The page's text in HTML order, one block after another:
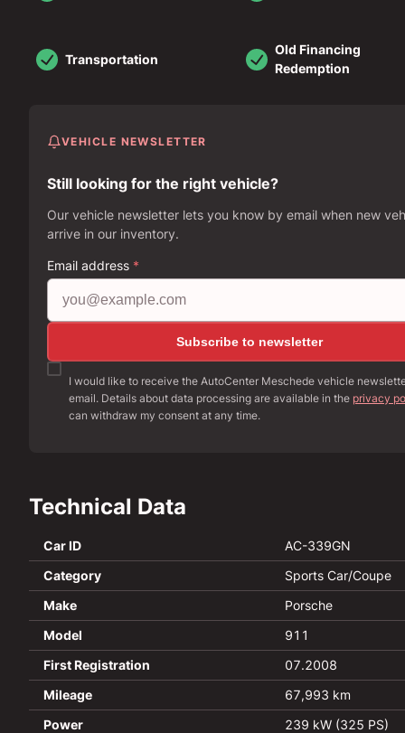
Transportation
Old Financing
Redemption
VEHICLE NEWSLETTER
Still looking for the right vehicle?
Our vehicle newsletter lets you know by email when new
arrive in our inventory.
Email address *
Subscribe to newsletter
I would like to receive the AutoCenter Meschede vehicle
email. Details about data processing are available in the privacy
can withdraw my consent at any time.
Technical Data
Car ID
AC-339GN
Category
Sports Car/Coupe
Make
Porsche
Model
911
First Registration
07.2008
Mileage
67,993 km
Power
239 kW (325 PS)